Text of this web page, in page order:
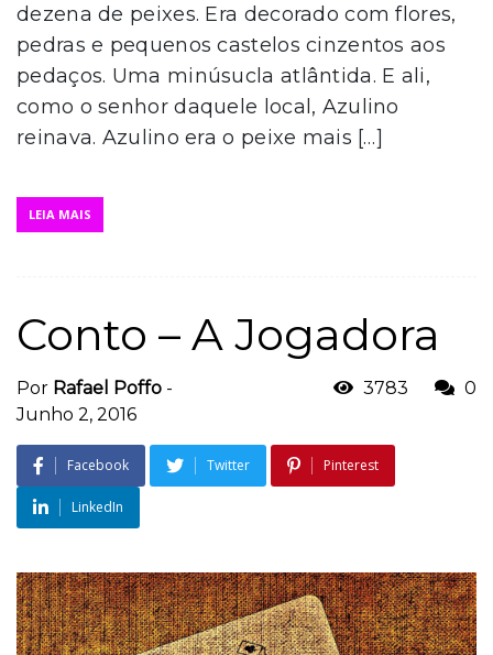
dezena de peixes. Era decorado com flores,
pedras e pequenos castelos cinzentos aos
pedaços. Uma minúsucla atlântida. E ali,
como o senhor daquele local, Azulino
reinava. Azulino era o peixe mais […]
LEIA MAIS
Conto – A Jogadora
Por Rafael Poffo -
Junho 2, 2016
3783 0
Facebook Twitter Pinterest
LinkedIn